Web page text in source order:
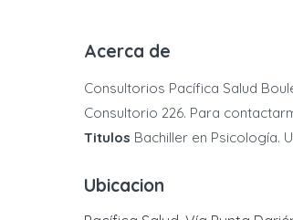
Acerca de
Consultorios Pacífica Salud
Consultorio 226. Para
Titulos Bachiller en Psicología.
Ubicacion